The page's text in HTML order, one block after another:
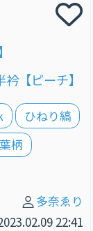
【ピーチ】
ひねり縞
柄
多奈ゑり
22:41